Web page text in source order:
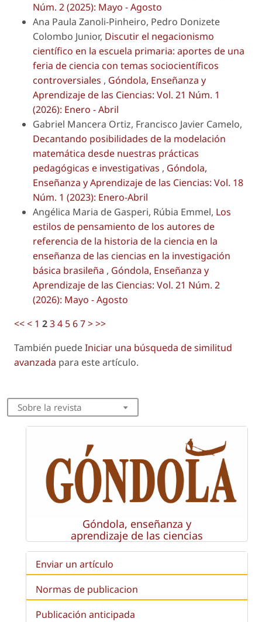
Núm. 2 (2025): Mayo - Agosto
Ana Paula Zanoli-Pinheiro, Pedro Donizete
Colombo Junior, Discutir el negacionismo
científico en la escuela primaria: aportes de una
feria de ciencia con temas sociocientíficos
controversiales , Góndola, Enseñanza y
Aprendizaje de las Ciencias: Vol. 21 Núm. 1
(2026): Enero - Abril
Gabriel Mancera Ortiz, Francisco Javier Camelo,
Decantando posibilidades de la modelación
matemática desde nuestras prácticas
pedagógicas e investigativas , Góndola,
Enseñanza y Aprendizaje de las Ciencias: Vol. 18
Núm. 1 (2023): Enero-Abril
Angélica Maria de Gasperi, Rúbia Emmel, Los
estilos de pensamiento de los autores de
referencia de la historia de la ciencia en la
enseñanza de las ciencias en la investigación
básica brasileña , Góndola, Enseñanza y
Aprendizaje de las Ciencias: Vol. 21 Núm. 2
(2026): Mayo - Agosto
<<< 1 234 567>>>
También puedeIniciar una búsqueda de similitud
avanzada para este artículo.
Sobre la revista
Góndola, enseñanza y
aprendizaje de las ciencias
Enviar un artículo
Normas de publicacion
Publicación anticipada